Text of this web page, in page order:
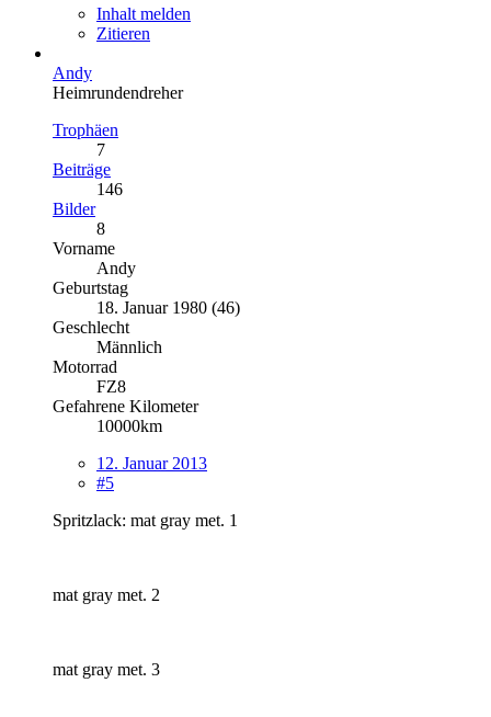
Inhalt melden
Zitieren
Andy
Heimrundendreher
Trophäen
7
Beiträge
146
Bilder
8
Vorname
Andy
Geburtstag
18. Januar 1980 (46)
Geschlecht
Männlich
Motorrad
FZ8
Gefahrene Kilometer
10000km
12. Januar 2013
#5
Spritzlack: mat gray met. 1
mat gray met. 2
mat gray met. 3